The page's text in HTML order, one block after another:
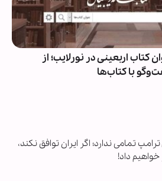
از ۱۹۰ عنوان کتاب اربعینی در نورلایب؛ از
با کتاب‌ها
تمامی ندارد؛ اگر ایران توافق نکند،
داد!